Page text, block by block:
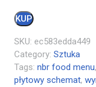
KUP
SKU: ec583edda449
Category: Sztuka
Tags: nbr food menu,
płytowy schemat,